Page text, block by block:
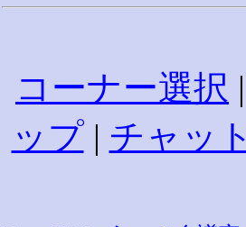
コーナー選択 |
ップ| チャット